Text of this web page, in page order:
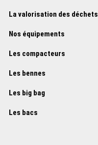
La valorisation des déchets
Nos équipements
Les compacteurs
Les bennes
Les big bag
Les bacs